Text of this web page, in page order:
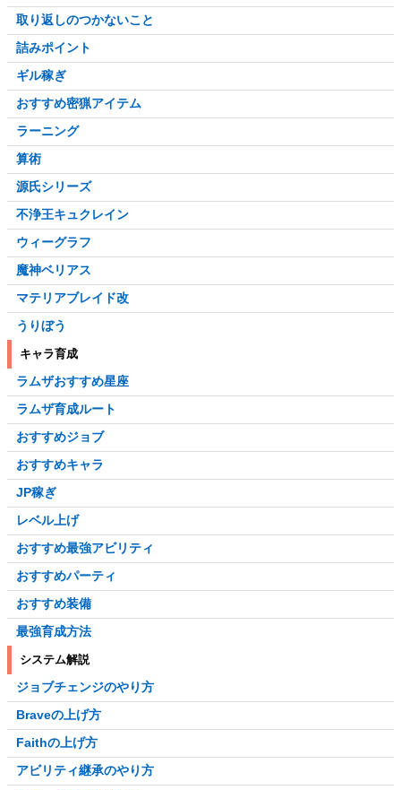
取り返しのつかないこと
詰みポイント
ギル稼ぎ
おすすめ密猟アイテム
ラーニング
算術
源氏シリーズ
不浄王キュクレイン
ウィーグラフ
魔神ベリアス
マテリアブレイド改
うりぼう
キャラ育成
ラムザおすすめ星座
ラムザ育成ルート
おすすめジョブ
おすすめキャラ
JP稼ぎ
レベル上げ
おすすめ最強アビリティ
おすすめパーティ
おすすめ装備
最強育成方法
システム解説
ジョブチェンジのやり方
Braveの上げ方
Faithの上げ方
アビリティ継承のやり方